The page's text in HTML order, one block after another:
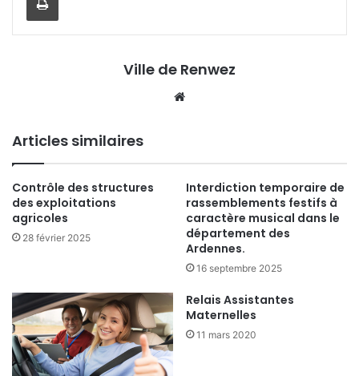
Ville de Renwez
Articles similaires
Contrôle des structures
des exploitations
agricoles
28 février 2025
Interdiction temporaire de
rassemblements festifs à
caractère musical dans le
département des
Ardennes.
16 septembre 2025
Relais Assistantes
Maternelles
11 mars 2020